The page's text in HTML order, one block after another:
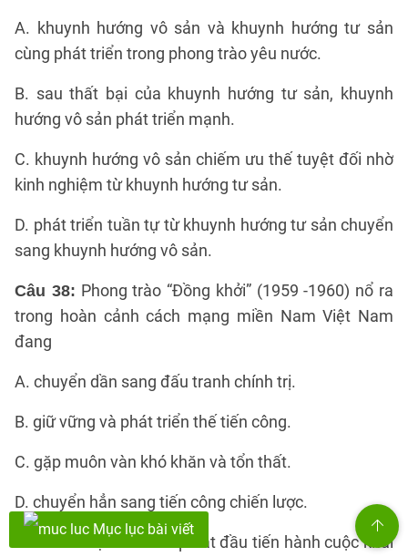
A. khuynh hướng vô sản và khuynh hướng tư sản
cùng phát triển trong phong trào yêu nước.
B. sau thất bại của khuynh hướng tư sản, khuynh
hướng vô sản phát triển mạnh.
C. khuynh hướng vô sản chiếm ưu thế tuyệt đối nhờ
kinh nghiệm từ khuynh hướng tư sản.
D. phát triển tuần tự từ khuynh hướng tư sản chuyển
sang khuynh hướng vô sản.
Câu 38: Phong trào “Đồng khởi” (1959 -1960) nổ ra
trong hoàn cảnh cách mạng miền Nam Việt Nam
đang
A. chuyển dần sang đấu tranh chính trị.
B. giữ vững và phát triển thế tiến công.
C. gặp muôn vàn khó khăn và tổn thất.
D. chuyển hẳn sang tiến công chiến lược.
: Thực dân Pháp bắt đầu tiến hành cuộc khai
Mục lục bài viết